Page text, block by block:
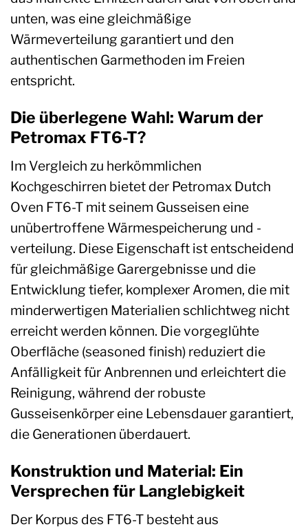
unten, was eine gleichmäßige
Wärmeverteilung garantiert und den
authentischen Garmethoden im Freien
entspricht.
Die überlegene Wahl: Warum der
Petromax FT6-T?
Im Vergleich zu herkömmlichen
Kochgeschirren bietet der Petromax Dutch
Oven FT6-T mit seinem Gusseisen eine
unübertroffene Wärmespeicherung und -
verteilung. Diese Eigenschaft ist entscheidend
für gleichmäßige Garergebnisse und die
Entwicklung tiefer, komplexer Aromen, die mit
minderwertigen Materialien schlichtweg nicht
erreicht werden können. Die vorgeglühte
Oberfläche (seasoned finish) reduziert die
Anfälligkeit für Anbrennen und erleichtert die
Reinigung, während der robuste
Gusseisenkörper eine Lebensdauer garantiert,
die Generationen überdauert.
Konstruktion und Material: Ein
Versprechen für Langlebigkeit
Der Korpus des FT6-T besteht aus